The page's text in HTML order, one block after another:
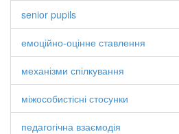
senior pupils
емоційно-оцінне ставлення
механізми спілкування
міжособистісні стосунки
педагогічна взаємодія